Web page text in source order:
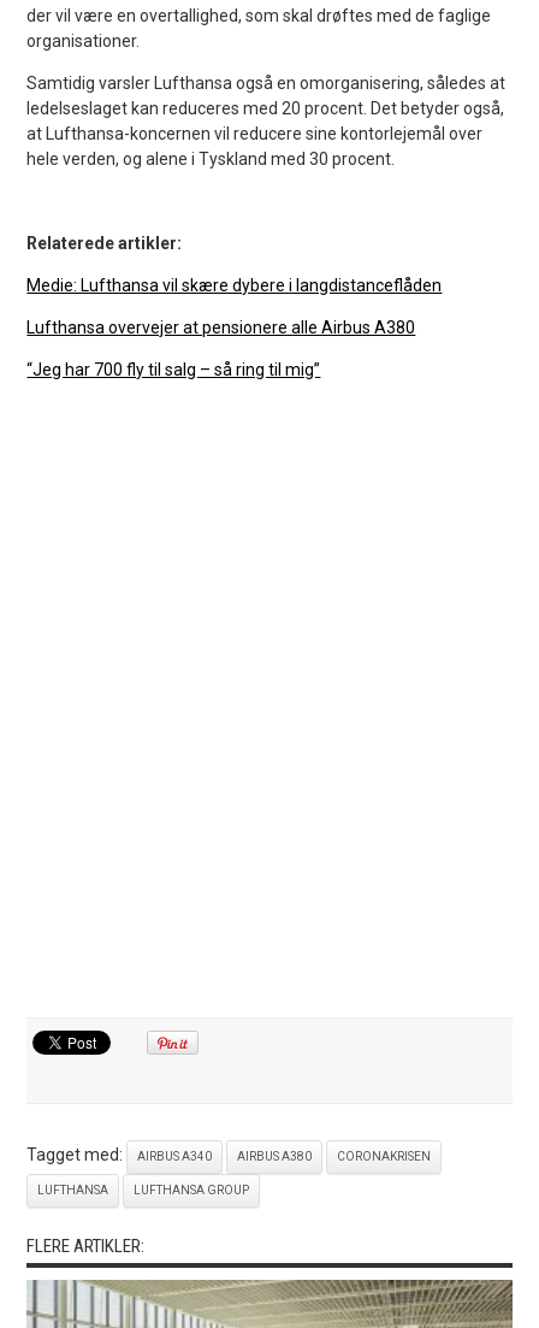
der vil være en overtallighed, som skal drøftes med de faglige
organisationer.
Samtidig varsler Lufthansa også en omorganisering, således at
ledelseslaget kan reduceres med 20 procent. Det betyder også,
at Lufthansa-koncernen vil reducere sine kontorlejemål over
hele verden, og alene i Tyskland med 30 procent.
Relaterede artikler:
Medie: Lufthansa vil skære dybere i langdistanceflåden
Lufthansa overvejer at pensionere alle Airbus A380
“Jeg har 700 fly til salg – så ring til mig”
Tagget med: AIRBUS A340 AIRBUS A380 CORONAKRISEN
LUFTHANSA LUFTHANSA GROUP
FLERE ARTIKLER: